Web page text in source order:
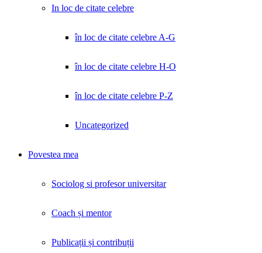
In loc de citate celebre
în loc de citate celebre A-G
în loc de citate celebre H-O
în loc de citate celebre P-Z
Uncategorized
Povestea mea
Sociolog si profesor universitar
Coach și mentor
Publicații și contribuții